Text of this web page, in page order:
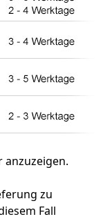
anzuzeigen.
zu
Fall